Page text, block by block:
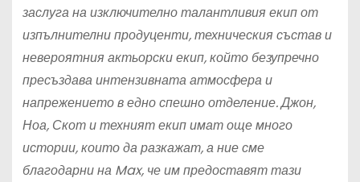
заслуга на изключително талантливия екип от
изпълнителни продуценти, техническия състав и
невероятния актьорски екип, който безупречно
пресъздава интензивната атмосфера и
напрежението в едно спешно отделение. Джон,
Ноа, Скот и техният екип имат още много
истории, които да разкажат, а ние сме
благодарни на Max, че им предоставят тази